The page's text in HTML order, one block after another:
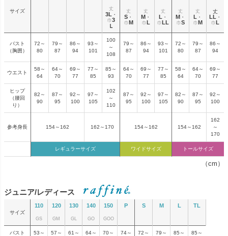
サイズ 丈
3L ・
巾 3
Ｌ
丈
S ・
巾 M
丈
M ・
巾 L
丈
L ・
巾 LL
丈
M ・
巾 S
丈
L ・
巾 M
丈
LL ・
巾 L
バスト
（胸囲）
72～
80
79～
87
86～
94
93～
101
100
～
108
79～
87
86～
94
93～
101
72～
80
79～
87
86～
94
ウエスト
58～
64
64～
70
69～
77
77～
85
85～
93
64～
70
69～
77
77～
85
58～
64
64～
70
69～
77
ヒップ
（腰回
り）
82～
90
87～
95
92～
100
97～
105
102
～
110
87～
95
92～
100
97～
105
82～
90
87～
95
92～
100
参考身長 154～162 162～170 154～162 154～162
162
～
170
レギュラーサイズ ワイドサイズ トールサイズ
（cm）
ジュニア/レディース
サイズ
110 120 130 140 150 P S M L TL
GS GM GL GO GOO
バスト
53～
57～
61～
64～
70～
74～
72～
79～
85～
85～